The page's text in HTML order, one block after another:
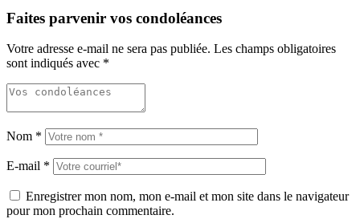
Faites parvenir vos condoléances
Votre adresse e-mail ne sera pas publiée. Les champs obligatoires
sont indiqués avec *
Nom *
E-mail *
Enregistrer mon nom, mon e-mail et mon site dans le navigateur
pour mon prochain commentaire.